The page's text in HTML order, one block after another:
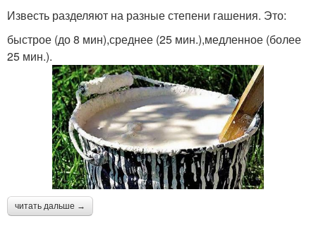
Известь разделяют на разные степени гашения. Это:
быстрое (до 8 мин),среднее (25 мин.),медленное (более
25 мин.).
читать дальше →